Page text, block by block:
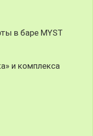
в баре MYST
и комплекса